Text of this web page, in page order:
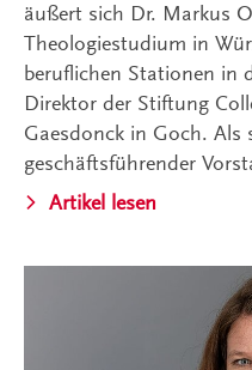
äußert sich Dr. Markus
Theologiestudium in
beruflichen Stationen in
Direktor der Stiftung
Gaesdonck in Goch. Als
geschäftsführender
Artikel lesen